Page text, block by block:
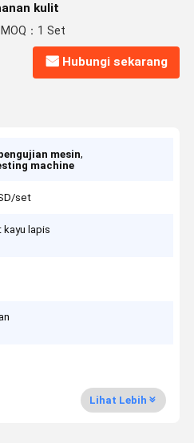
kulit
MOQ：1 Set
Hubungi sekarang
mesin,
machine
set
kayu lapis
Lihat Lebih